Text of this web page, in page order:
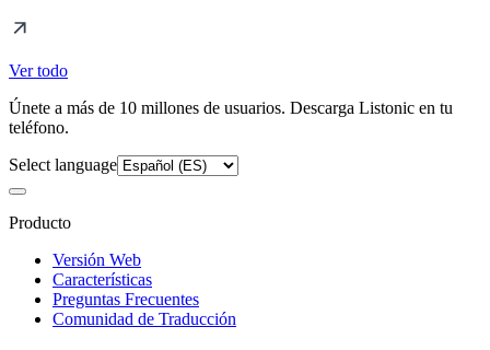
Ver todo
Únete a más de 10 millones de usuarios. Descarga Listonic en tu
teléfono.
Select language
Producto
Versión Web
Características
Preguntas Frecuentes
Comunidad de Traducción